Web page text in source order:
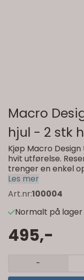
Macro
hjul - 2 stk
Kjøp Macro
hvit utførelse.
trenger en enkel
Les mer
Art.nr:100004
Normalt på
495,-
-